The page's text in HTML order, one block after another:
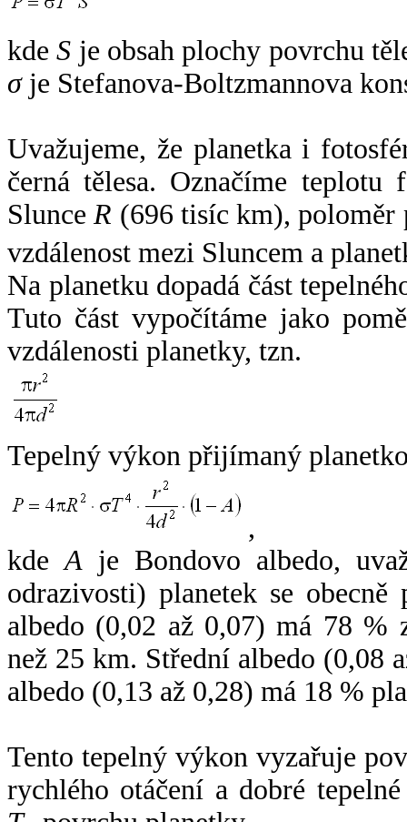
kdeS je obsah plochy povrchu
σje Stefanova-Boltzmannova
Uvažujeme, že planetka i
černá tělesa. Označíme
SlunceR (696 tisíc km),
vzdálenost mezi Sluncem a
Na planetku dopadá část
Tuto část vypočítáme jako
vzdálenosti planetky, tzn.
Tepelný výkon přijímaný
,
kdeA je Bondovo albedo,
odrazivosti) planetek se
albedo (0,02 až 0,07) má 78 %
než 25 km. Střední albedo (0,08
albedo (0,13 až 0,28) má 18 %
Tento tepelný výkon vyzařuje
rychlého otáčení a dobré